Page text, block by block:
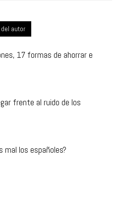
del autor
17 formas de ahorrar e
frente al ruido de los
mal los españoles?